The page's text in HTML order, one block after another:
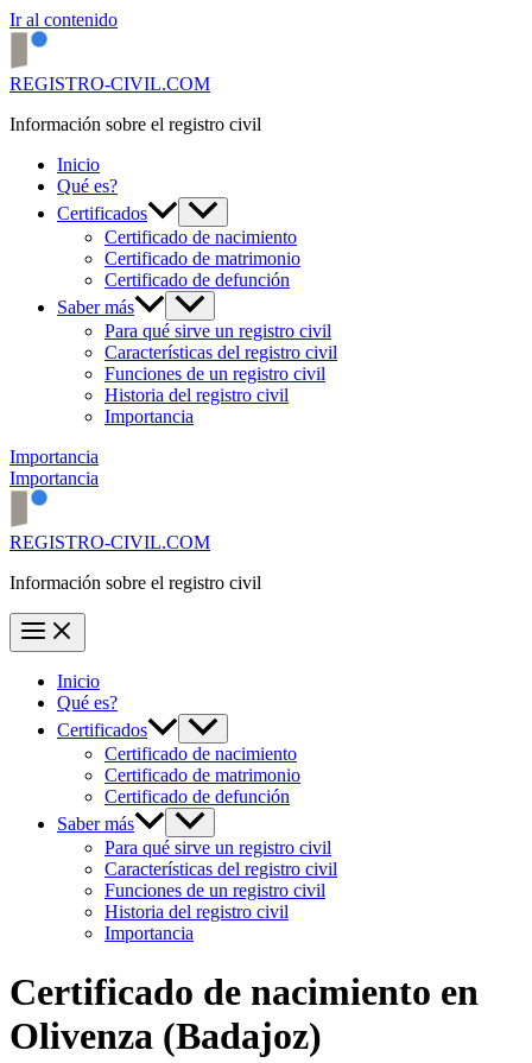
Ir al contenido
REGISTRO-CIVIL.COM
Información sobre el registro civil
Inicio
Qué es?
Certificados
Certificado de nacimiento
Certificado de matrimonio
Certificado de defunción
Saber más
Para qué sirve un registro civil
Características del registro civil
Funciones de un registro civil
Historia del registro civil
Importancia
Importancia
Importancia
REGISTRO-CIVIL.COM
Información sobre el registro civil
Inicio
Qué es?
Certificados
Certificado de nacimiento
Certificado de matrimonio
Certificado de defunción
Saber más
Para qué sirve un registro civil
Características del registro civil
Funciones de un registro civil
Historia del registro civil
Importancia
Certificado de nacimiento en
Olivenza (Badajoz)